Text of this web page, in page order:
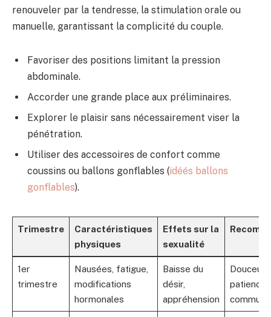
renouveler par la tendresse, la stimulation orale ou
manuelle, garantissant la complicité du couple.
Favoriser des positions limitant la pression
abdominale.
Accorder une grande place aux préliminaires.
Explorer le plaisir sans nécessairement viser la
pénétration.
Utiliser des accessoires de confort comme
coussins ou ballons gonflables (idéés ballons
gonflables).
Trimestre
Caractéristiques
physiques
Effets sur la
sexualité
1er
trimestre
Nausées, fatigue,
modifications
hormonales
Baisse du
désir,
appréhension
Douceur
patience,